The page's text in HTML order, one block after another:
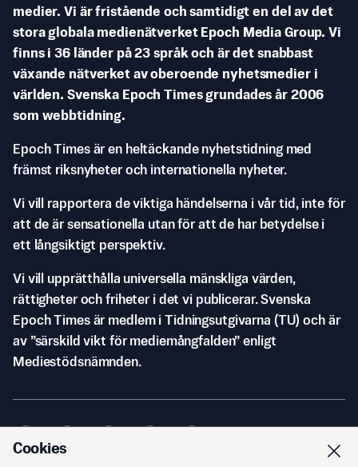
medier. Vi är fristående och samtidigt en del av det
stora globala medienätverket Epoch Media Group. Vi
finns i 36 länder på 23 språk och är det snabbast
växande nätverket av oberoende nyhetsmedier i
världen. Svenska Epoch Times grundades år 2006
som webbtidning.
Epoch Times är en heltäckande nyhetstidning med
främst riksnyheter och internationella nyheter.
Vi vill rapportera de viktiga händelserna i vår tid, inte för
att de är sensationella utan för att de har betydelse i
ett långsiktigt perspektiv.
Vi vill upprätthålla universella mänskliga värden,
rättigheter och friheter i det vi publicerar. Svenska
Epoch Times är medlem i Tidningsutgivarna (TU) och är
av ”särskild vikt för mediemångfalden” enligt
Mediestödsnämnden.
Cookies